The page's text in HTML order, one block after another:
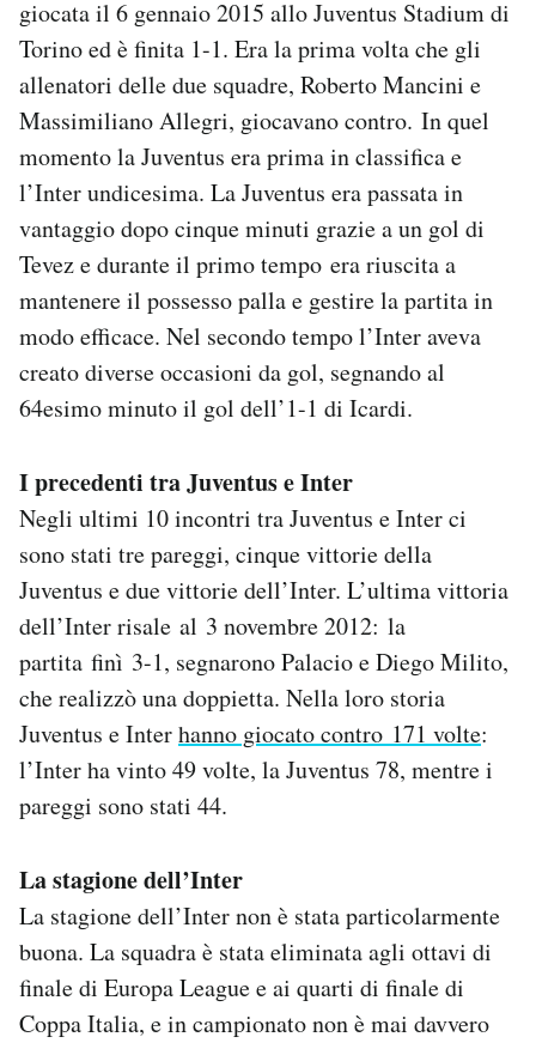
giocata il 6 gennaio 2015 allo Juventus Stadium di
Torino ed è finita 1-1. Era la prima volta che gli
allenatori delle due squadre, Roberto Mancini e
Massimiliano Allegri, giocavano contro. In quel
momento la Juventus era prima in classifica e
l’Inter undicesima. La Juventus era passata in
vantaggio dopo cinque minuti grazie a un gol di
Tevez e durante il primo tempo era riuscita a
mantenere il possesso palla e gestire la partita in
modo efficace. Nel secondo tempo l’Inter aveva
creato diverse occasioni da gol, segnando al
64esimo minuto il gol dell’1-1 di Icardi.
I precedenti tra Juventus e Inter
Negli ultimi 10 incontri tra Juventus e Inter ci
sono stati tre pareggi, cinque vittorie della
Juventus e due vittorie dell’Inter. L’ultima vittoria
dell’Inter risale al 3 novembre 2012: la
partita finì 3-1, segnarono Palacio e Diego Milito,
che realizzò una doppietta. Nella loro storia
Juventus e Interhanno giocato contro 171 volte:
l’Inter ha vinto 49 volte, la Juventus 78, mentre i
pareggi sono stati 44.
La stagione dell’Inter
La stagione dell’Inter non è stata particolarmente
buona. La squadra è stata eliminata agli ottavi di
finale di Europa League e ai quarti di finale di
Coppa Italia, e in campionato non è mai davvero